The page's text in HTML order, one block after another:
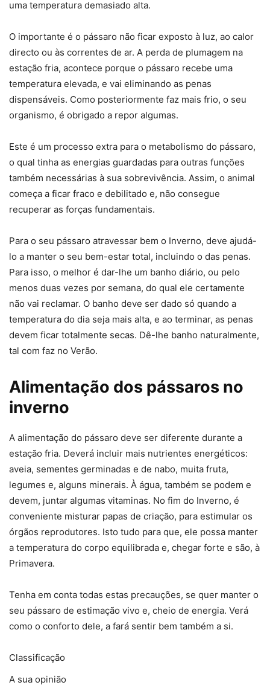
uma temperatura demasiado alta.
O importante é o pássaro não ficar exposto à luz, ao calor
directo ou às correntes de ar. A perda de plumagem na
estação fria, acontece porque o pássaro recebe uma
temperatura elevada, e vai eliminando as penas
dispensáveis. Como posteriormente faz mais frio, o seu
organismo, é obrigado a repor algumas.
Este é um processo extra para o metabolismo do pássaro,
o qual tinha as energias guardadas para outras funções
também necessárias à sua sobrevivência. Assim, o animal
começa a ficar fraco e debilitado e, não consegue
recuperar as forças fundamentais.
Para o seu pássaro atravessar bem o Inverno, deve ajudá-
lo a manter o seu bem-estar total, incluindo o das penas.
Para isso, o melhor é dar-lhe um banho diário, ou pelo
menos duas vezes por semana, do qual ele certamente
não vai reclamar. O banho deve ser dado só quando a
temperatura do dia seja mais alta, e ao terminar, as penas
devem ficar totalmente secas. Dê-lhe banho naturalmente,
tal com faz no Verão.
Alimentação dos pássaros no
inverno
A alimentação do pássaro deve ser diferente durante a
estação fria. Deverá incluir mais nutrientes energéticos:
aveia, sementes germinadas e de nabo, muita fruta,
legumes e, alguns minerais. À água, também se podem e
devem, juntar algumas vitaminas. No fim do Inverno, é
conveniente misturar papas de criação, para estimular os
órgãos reprodutores. Isto tudo para que, ele possa manter
a temperatura do corpo equilibrada e, chegar forte e são, à
Primavera.
Tenha em conta todas estas precauções, se quer manter o
seu pássaro de estimação vivo e, cheio de energia. Verá
como o conforto dele, a fará sentir bem também a si.
Classificação
A sua opinião